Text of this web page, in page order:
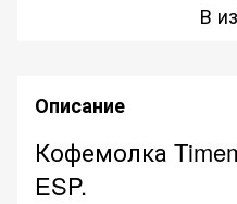
В
Описание
Кофемолка
ESP.